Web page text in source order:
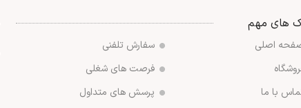
های مهم
اصلی
با ما
سفارش تلفنی
فرصت های شغلی
پرسش های متداول